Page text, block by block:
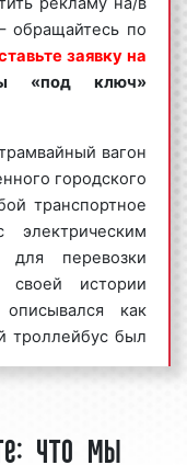
.
Размещение
«под ключ»
бизнеса.
рекламы среди
факторов:
на целевую
обращайтесь по
заявку на
«под ключ»
вагон
городского
транспортное
для перевозки
истории
как
троллейбус был
Вернером фон
на борту два
и внутреннего
что мы